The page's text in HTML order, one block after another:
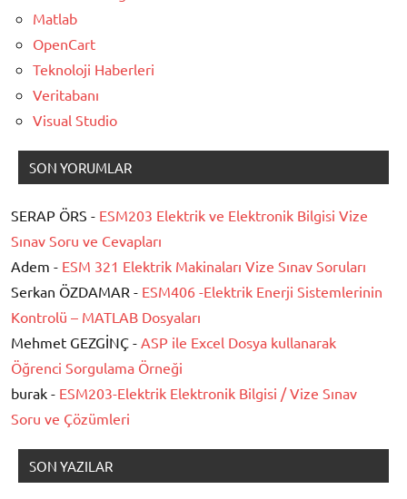
Matlab
OpenCart
Teknoloji Haberleri
Veritabanı
Visual Studio
SON YORUMLAR
SERAP ÖRS - ESM203 Elektrik ve Elektronik Bilgisi Vize
Sınav Soru ve Cevapları
Adem - ESM 321 Elektrik Makinaları Vize Sınav Soruları
Serkan ÖZDAMAR - ESM406 -Elektrik Enerji Sistemlerinin
Kontrolü – MATLAB Dosyaları
Mehmet GEZGİNÇ - ASP ile Excel Dosya kullanarak
Öğrenci Sorgulama Örneği
burak - ESM203-Elektrik Elektronik Bilgisi / Vize Sınav
Soru ve Çözümleri
SON YAZILAR